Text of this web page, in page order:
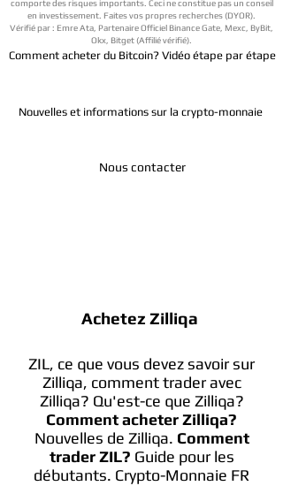
Comment acheter du Bitcoin? Vidéo étape par étape
Nouvelles et informations sur la crypto-monnaie
Nous contacter
comporte des risques importants. Ceci ne constitue pas un conseil
en investissement. Faites vos propres recherches (DYOR).
Vérifié par : Emre Ata, Partenaire Officiel Binance Gate, Mexc, ByBit,
Okx, Bitget (Affilié vérifié).
Achetez Zilliqa
ZIL, ce que vous devez savoir sur
Zilliqa, comment trader avec
Zilliqa? Qu'est-ce que Zilliqa?
Comment acheter Zilliqa?
Nouvelles de Zilliqa. Comment
trader ZIL? Guide pour les
débutants. Crypto-Monnaie FR